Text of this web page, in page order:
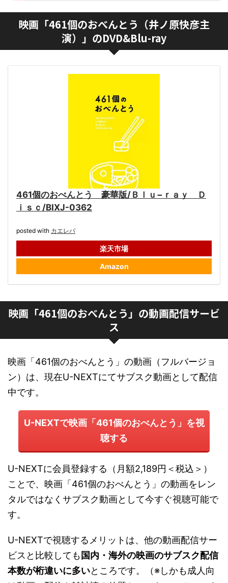
映画「461個のおべんとう（井ノ原快彦主
演）」のDVD&Blu-ray
461個のおべんとう 豪華版/Ｂｌｕ−ｒａｙ Ｄ
ｉｓｃ/BIXJ-0362
posted with カエレバ
楽天市場
Amazon
映画「461個のおべんとう」の動画配信サービ
ス
映画「461個のおべんとう」の動画（フルバージョ
ン）は、現在U-NEXTにてサブスク動画として配信
中です。
U-NEXTで映画「461個のおべんとう」を視
聴する
U-NEXTに会員登録する（月額2,189円＜税込＞）
ことで、映画「461個のおべんとう」の動画をレン
タルではなくサブスク動画として今すぐ視聴可能で
す。
U-NEXTで視聴するメリットは、他の動画配信サー
ビスと比較しても 国内・海外の映画のサブスク配信
本数が桁違いに多いところです。（※しかも成人向